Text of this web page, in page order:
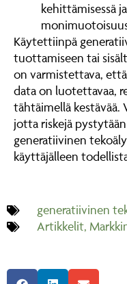
kehittämisessä
Käytettiinpä
tuottamiseen tai
on varmistettava,
data on luotettavaa,
tähtäimellä kestävää.
jotta riskejä
generatiivinen
käyttäjälleen
generatiivinen
Artikkelit,